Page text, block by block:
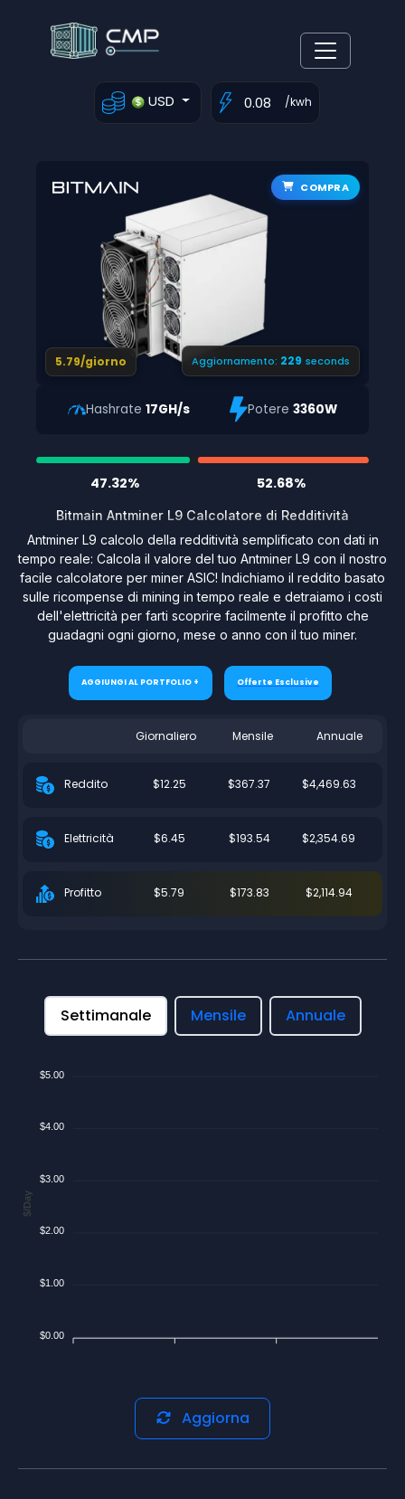
USD /kwh
COMPRA
5.79/giorno Aggiornamento: 228 seconds
Hashrate 17GH/s Potere3360W
47.32% 52.68%
Bitmain Antminer L9 Calcolatore di Redditività
Antminer L9 calcolo della redditività semplificato con dati in
tempo reale: Calcola il valore del tuo Antminer L9 con il nostro
facile calcolatore per miner ASIC! Indichiamo il reddito basato
sulle ricompense di mining in tempo reale e detraiamo i costi
dell'elettricità per farti scoprire facilmente il profitto che
guadagni ogni giorno, mese o anno con il tuo miner.
AGGIUNGI AL PORTFOLIO + Offerte Esclusive
Giornaliero Mensile Annuale
Reddito $12.25 $367.37 $4,469.63
Elettricità $6.45 $193.54 $2,354.69
Profitto $5.79 $173.83 $2,114.94
Settimanale Mensile Annuale
$5.00
$4.00
$3.00
$2.00
$1.00
$0.00
$/Day
Aggiorna